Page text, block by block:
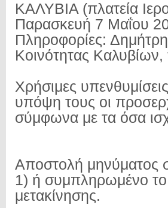
ΚΑΛΥΒΙΑ (πλατεία
Παρασκευή 7 Μαΐου
Πληροφορίες:
Κοινότητας
Χρήσιμες
υπόψη τους οι
σύμφωνα με τα όσα
Αποστολή μηνύματος
1) ή συμπληρωμένο το
μετακίνησης.